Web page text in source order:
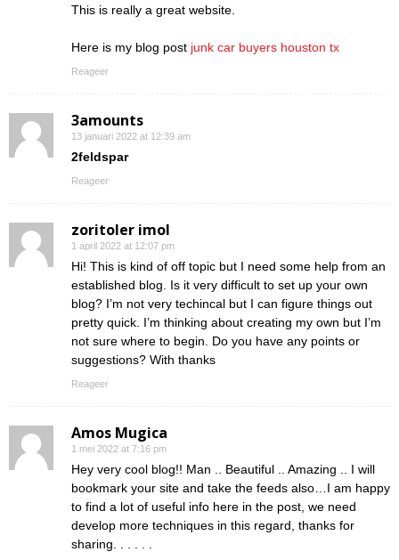
This is really a great website.
Here is my blog post junk car buyers houston tx
Reageer
3amounts
13 januari 2022 at 12:39 am
2feldspar
Reageer
zoritoler imol
1 april 2022 at 12:07 pm
Hi! This is kind of off topic but I need some help from an
established blog. Is it very difficult to set up your own
blog? I’m not very techincal but I can figure things out
pretty quick. I’m thinking about creating my own but I’m
not sure where to begin. Do you have any points or
suggestions? With thanks
Reageer
Amos Mugica
1 mei 2022 at 7:16 pm
Hey very cool blog!! Man .. Beautiful .. Amazing .. I will
bookmark your site and take the feeds also…I am happy
to find a lot of useful info here in the post, we need
develop more techniques in this regard, thanks for
sharing. . . . . .